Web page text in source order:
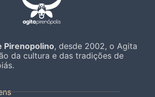
Pirenopolino, desde 2002, o Agita
da cultura e das tradições de